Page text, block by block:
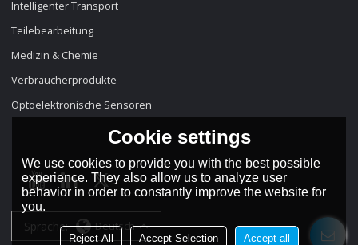
Intelligenter Transport
Teilebearbeitung
Medizin & Chemie
Verbraucherprodukte
Optoelektronische Sensoren
Sprache: Deutsch
Cookie settings
We use cookies to provide you with the best possible
experience. They also allow us to analyze user
behavior in order to constantly improve the website for
you.
Reject All Accept Selection Accept all